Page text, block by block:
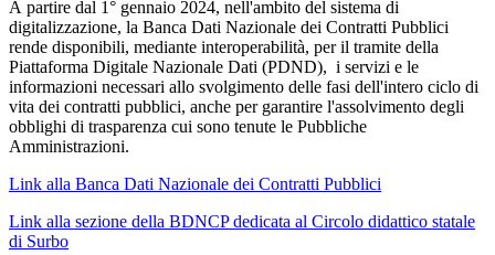
A partire dal 1° gennaio 2024, nell'ambito del sistema di
digitalizzazione, la Banca Dati Nazionale dei Contratti Pubblici
rende disponibili, mediante interoperabilità, per il tramite della
Piattaforma Digitale Nazionale Dati (PDND), i servizi e le
informazioni necessari allo svolgimento delle fasi dell'intero ciclo di
vita dei contratti pubblici, anche per garantire l'assolvimento degli
obblighi di trasparenza cui sono tenute le Pubbliche
Amministrazioni.
Link alla Banca Dati Nazionale dei Contratti Pubblici
Link alla sezione della BDNCP dedicata al Circolo didattico statale
di Surbo